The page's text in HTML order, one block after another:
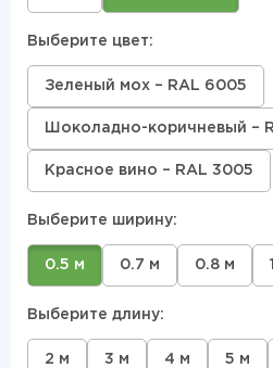
Выберите цвет:
Зеленый мох – RAL 6005
Шоколадно-коричневый –
Красное вино – RAL 3005
Выберите ширину:
0.5 м 0.7 м 0.8 м
Выберите длину:
2 м 3 м 4 м 5 м